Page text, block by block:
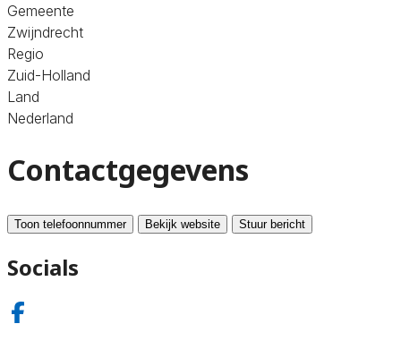
Gemeente
Zwijndrecht
Regio
Zuid-Holland
Land
Nederland
Contactgegevens
Toon telefoonnummer Bekijk website Stuur bericht
Socials